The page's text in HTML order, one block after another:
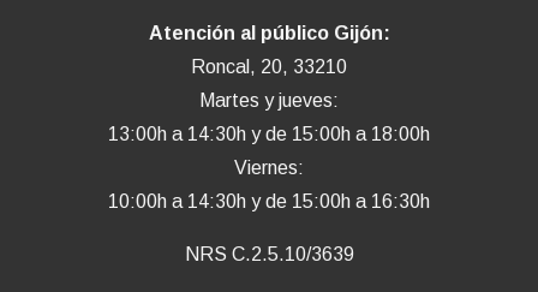
Atención al público Gijón:
Roncal, 20, 33210
Martes y jueves:
13:00h a 14:30h y de 15:00h a 18:00h
Viernes:
10:00h a 14:30h y de 15:00h a 16:30h
NRS C.2.5.10/3639